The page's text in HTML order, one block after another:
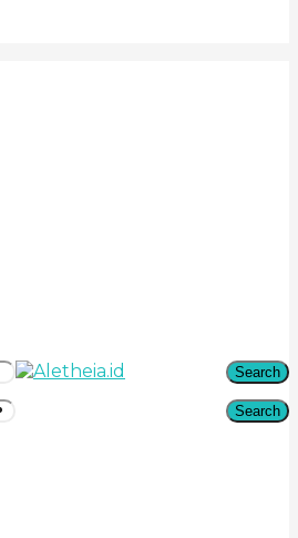
Search
Search